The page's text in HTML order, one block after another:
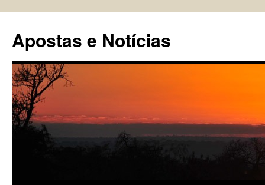
conteúdo
Apostas e Notícias